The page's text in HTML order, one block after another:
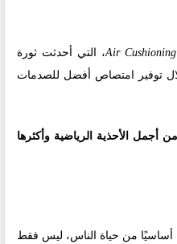
Air Cushioning، التي أحدثت ثورة
توفير امتصاص أفضل للصدمات
أجمل الأحذية الرياضية وأكثرها
أساسيًا من حياة الناس، ليس فقط